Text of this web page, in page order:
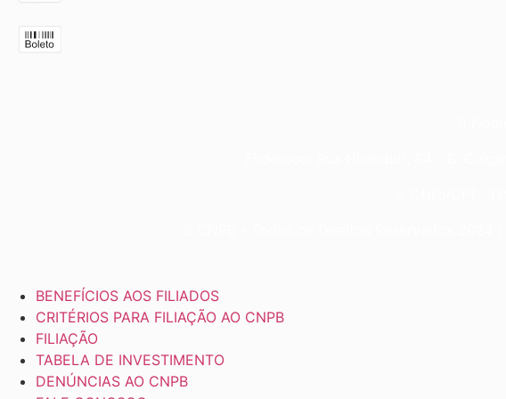
BENEFÍCIOS AOS FILIADOS
CRITÉRIOS PARA FILIAÇÃO AO CNPB
FILIAÇÃO
TABELA DE INVESTIMENTO
DENÚNCIAS AO CNPB